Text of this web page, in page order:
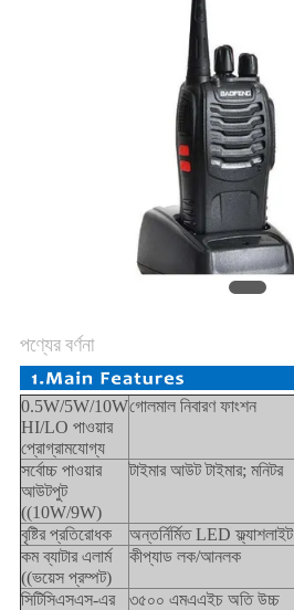
পণ্যের বর্ণনা
0.5W/5W/10W
HI/LO পাওয়ার
প্রোগ্রামযোগ্য
গোলমাল নিবারণ ফাংশন
সর্বোচ্চ পাওয়ার
আউটপুট
((10W/9W)
টাইমার আউট টাইমার; মনিটর
বৃষ্টির প্রতিরোধক অন্তর্নির্মিত LED ফ্ল্যাশলাইট
কম ব্যাটার এলার্ম
((ভয়েস প্রম্পট)
কীপ্যাড লক/আনলক
সিটিসিএসএস-এর
৩৫০০ এমএএইচ অতি উচ্চ